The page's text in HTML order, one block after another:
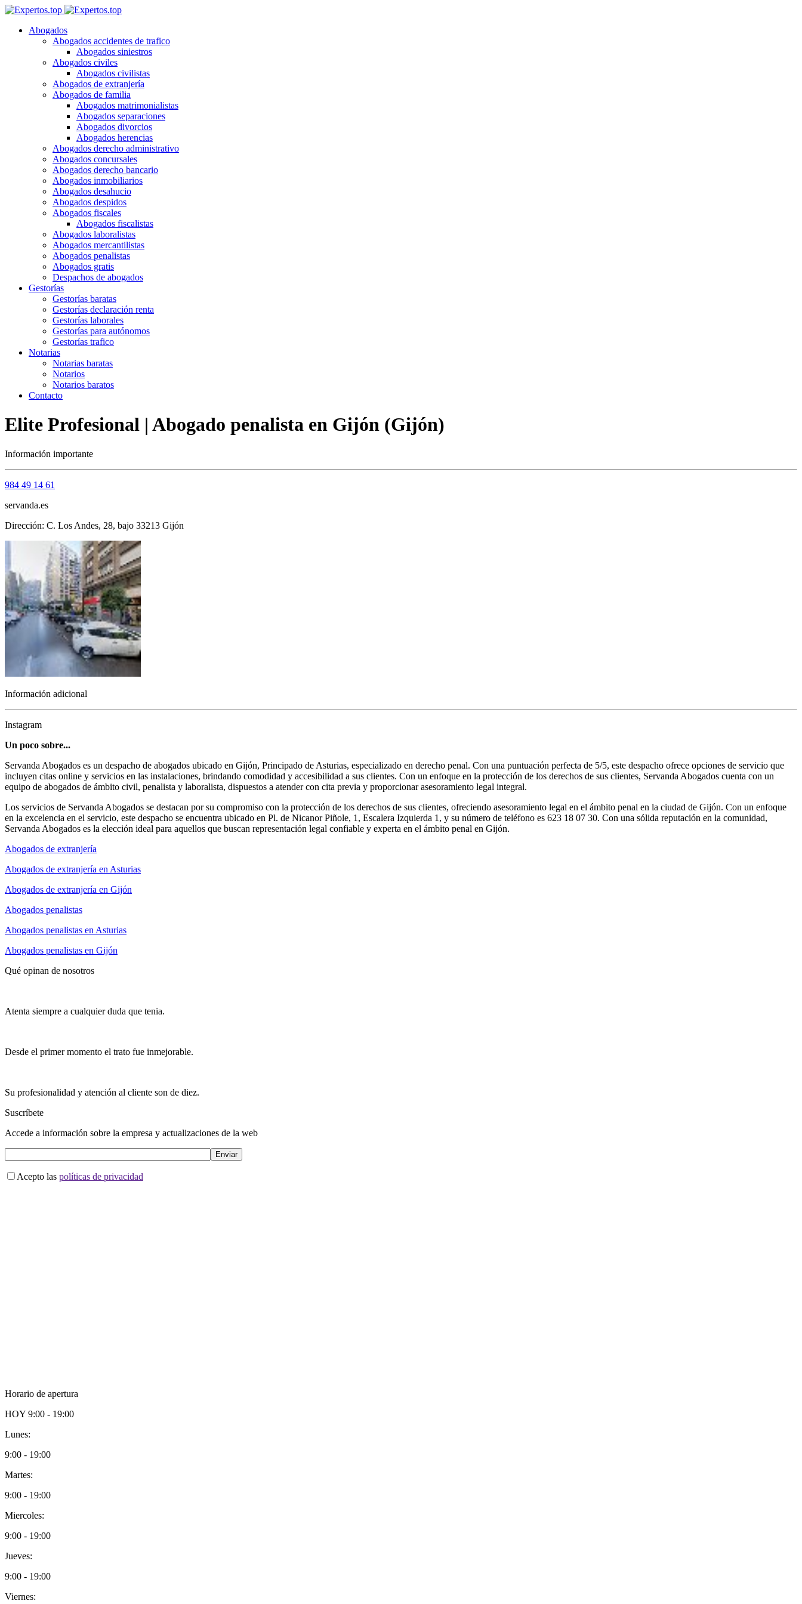
Abogados
Abogados accidentes de trafico
Abogados siniestros
Abogados civiles
Abogados civilistas
Abogados de extranjería
Abogados de familia
Abogados matrimonialistas
Abogados separaciones
Abogados divorcios
Abogados herencias
Abogados derecho administrativo
Abogados concursales
Abogados derecho bancario
Abogados inmobiliarios
Abogados desahucio
Abogados despidos
Abogados fiscales
Abogados fiscalistas
Abogados laboralistas
Abogados mercantilistas
Abogados penalistas
Abogados gratis
Despachos de abogados
Gestorías
Gestorías baratas
Gestorías declaración renta
Gestorías laborales
Gestorías para autónomos
Gestorías trafico
Notarias
Notarias baratas
Notarios
Notarios baratos
Contacto
Elite Profesional | Abogado penalista en Gijón (Gijón)
Información importante
984 49 14 61
servanda.es
Dirección: C. Los Andes, 28, bajo 33213 Gijón
Información adicional
Instagram
Un poco sobre...
Servanda Abogados es un despacho de abogados ubicado en Gijón, Principado de Asturias, especializado en derecho penal. Con una puntuación perfecta de 5/5, este despacho ofrece opciones de servicio que
incluyen citas online y servicios en las instalaciones, brindando comodidad y accesibilidad a sus clientes. Con un enfoque en la protección de los derechos de sus clientes, Servanda Abogados cuenta con un
equipo de abogados de ámbito civil, penalista y laboralista, dispuestos a atender con cita previa y proporcionar asesoramiento legal integral.
Los servicios de Servanda Abogados se destacan por su compromiso con la protección de los derechos de sus clientes, ofreciendo asesoramiento legal en el ámbito penal en la ciudad de Gijón. Con un enfoque
en la excelencia en el servicio, este despacho se encuentra ubicado en Pl. de Nicanor Piñole, 1, Escalera Izquierda 1, y su número de teléfono es 623 18 07 30. Con una sólida reputación en la comunidad,
Servanda Abogados es la elección ideal para aquellos que buscan representación legal confiable y experta en el ámbito penal en Gijón.
Abogados de extranjería
Abogados de extranjería en Asturias
Abogados de extranjería en Gijón
Abogados penalistas
Abogados penalistas en Asturias
Abogados penalistas en Gijón
Qué opinan de nosotros
Atenta siempre a cualquier duda que tenia.
Desde el primer momento el trato fue inmejorable.
Su profesionalidad y atención al cliente son de diez.
Suscríbete
Accede a información sobre la empresa y actualizaciones de la web
Acepto las políticas de privacidad
Horario de apertura
HOY 9:00 - 19:00
Lunes:
9:00 - 19:00
Martes:
9:00 - 19:00
Miercoles:
9:00 - 19:00
Jueves:
9:00 - 19:00
Viernes: